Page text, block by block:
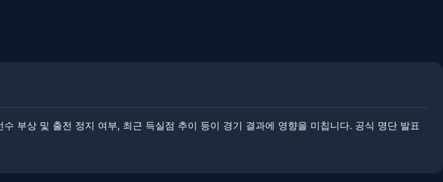
부상 및 출전 정지 여부, 최근 득실점 추이 등이 경기 결과에 영향을 미칩니다. ​공식 명단 발표